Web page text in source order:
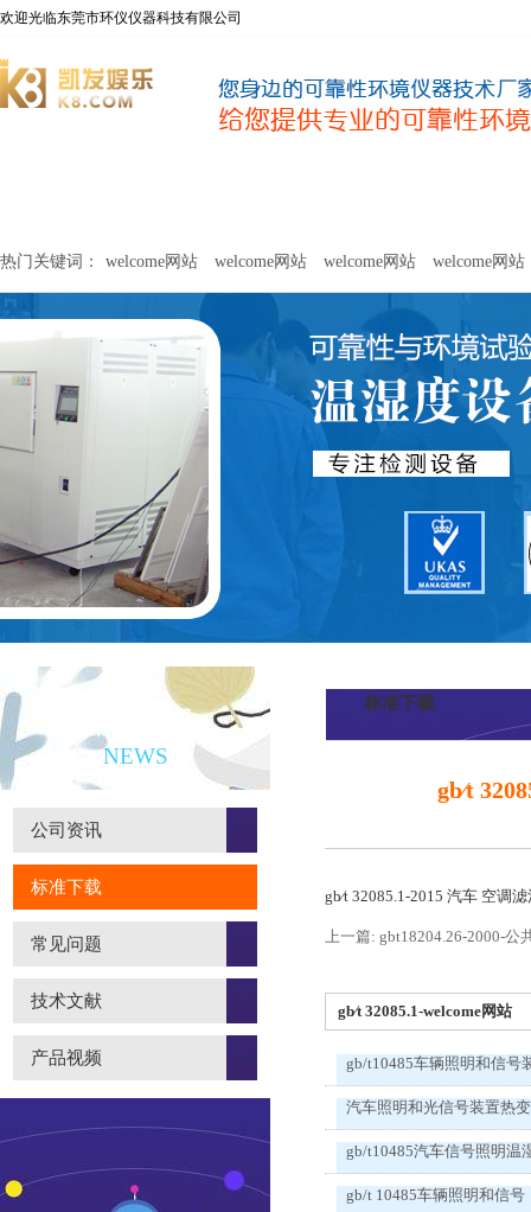
欢迎光临东莞市环仪仪器科技有限公司
关于环仪 联系环仪
热门关键词： welcome网站 welcome网站 welcome网站 welcome网站
网站 welcome网站
新闻资讯
NEWS
公司资讯
标准下载
常见问题
技术文献
产品视频
标准下载
gb∕t
gb∕t 32085.1-2015 汽车 空调
上一篇: gbt18204.26-2000-公
gb∕t 32085.1-welcome网站
gb/t10485车辆照明和信号
汽车照明和光信号装置热
gb/t10485汽车信号照明温
gb/t 10485车辆照明和信号